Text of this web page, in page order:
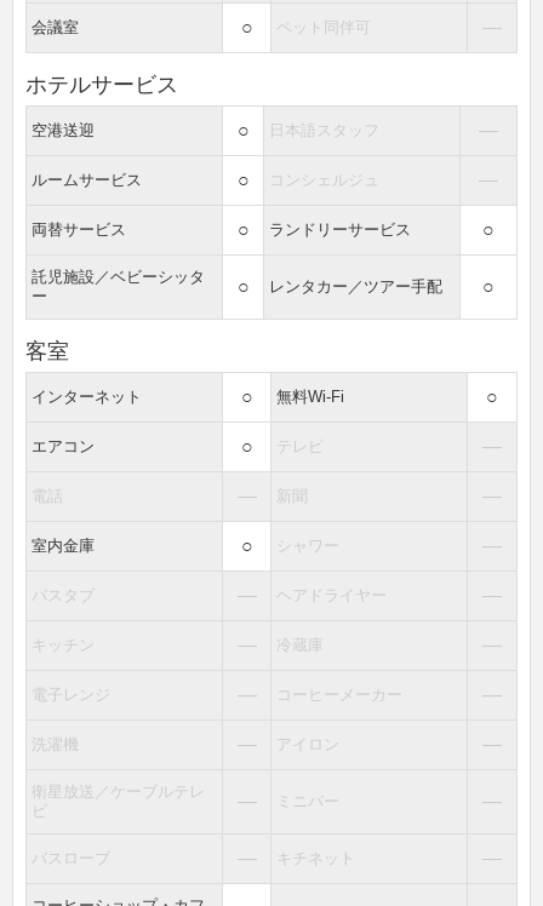
会議室 ○ ペット同伴可 ―
ホテルサービス
空港送迎 ○ 日本語スタッフ ―
ルームサービス ○ コンシェルジュ ―
両替サービス ○ ランドリーサービス ○
託児施設／ベビーシッタ
ー
○ レンタカー／ツアー手配 ○
客室
インターネット ○ 無料Wi-Fi ○
エアコン ○ テレビ ―
電話 ― 新聞 ―
室内金庫 ○ シャワー ―
バスタブ ― ヘアドライヤー ―
キッチン ― 冷蔵庫 ―
電子レンジ ― コーヒーメーカー ―
洗濯機 ― アイロン ―
衛星放送／ケーブルテレ
ビ
― ミニバー ―
バスローブ ― キチネット ―